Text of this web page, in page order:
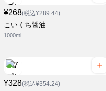
¥268(税込¥289.44)
こいくち醤油
1000ml
¥328(税込¥354.24)